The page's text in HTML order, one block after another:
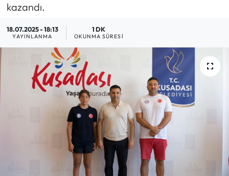
kazandı.
18.07.2025 - 18:13
YAYINLANMA
1 DK
OKUNMA SÜRESI